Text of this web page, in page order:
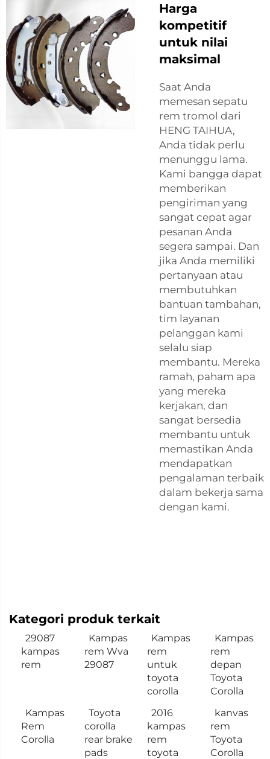
Harga
kompetitif
untuk nilai
maksimal
Saat Anda
memesan sepatu
rem tromol dari
HENG TAIHUA,
Anda tidak perlu
menunggu lama.
Kami bangga dapat
memberikan
pengiriman yang
sangat cepat agar
pesanan Anda
segera sampai. Dan
jika Anda memiliki
pertanyaan atau
membutuhkan
bantuan tambahan,
tim layanan
pelanggan kami
selalu siap
membantu. Mereka
ramah, paham apa
yang mereka
kerjakan, dan
sangat bersedia
membantu untuk
memastikan Anda
mendapatkan
pengalaman terbaik
dalam bekerja sama
dengan kami.
Kategori produk terkait
29087
kampas
rem
Kampas
rem Wva
29087
Kampas
rem
untuk
toyota
corolla
Kampas
rem
depan
Toyota
Corolla
Kampas
Rem
Corolla
Toyota
corolla
rear brake
pads
2016
kampas
rem
toyota
kanvas
rem
Toyota
Corolla